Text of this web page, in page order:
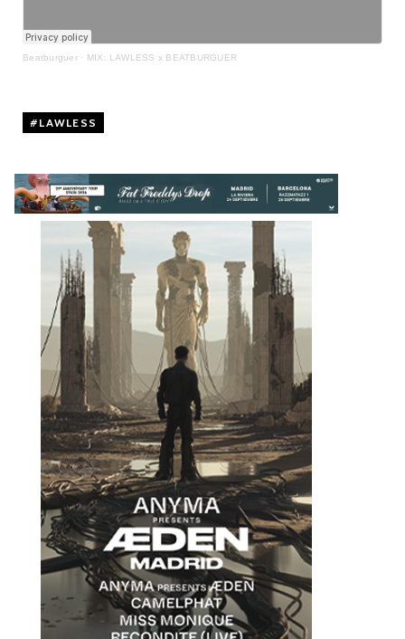
Beatburguer· MIX: LAWLESS x BEATBURGUER
LAWLESS